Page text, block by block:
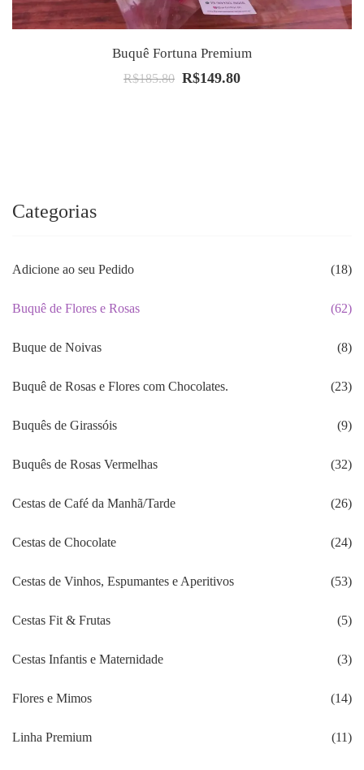
Buquê Fortuna Premium
R$185.80 O
R$149.80O
Categorias
Adicione ao seu Pedido (18)
Buquê de Flores e Rosas (62)
Buque de Noivas (8)
Buquê de Rosas e Flores com Chocolates. (23)
Buquês de Girassóis (9)
Buquês de Rosas Vermelhas (32)
Cestas de Café da Manhã/Tarde (26)
Cestas de Chocolate (24)
Cestas de Vinhos, Espumantes e Aperitivos (53)
Cestas Fit & Frutas (5)
Cestas Infantis e Maternidade (3)
Flores e Mimos (14)
Linha Premium (11)